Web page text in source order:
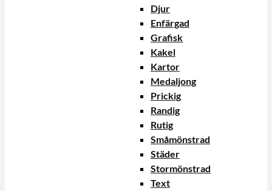
Djur
Enfärgad
Grafisk
Kakel
Kartor
Medaljong
Prickig
Randig
Rutig
Småmönstrad
Städer
Stormönstrad
Text